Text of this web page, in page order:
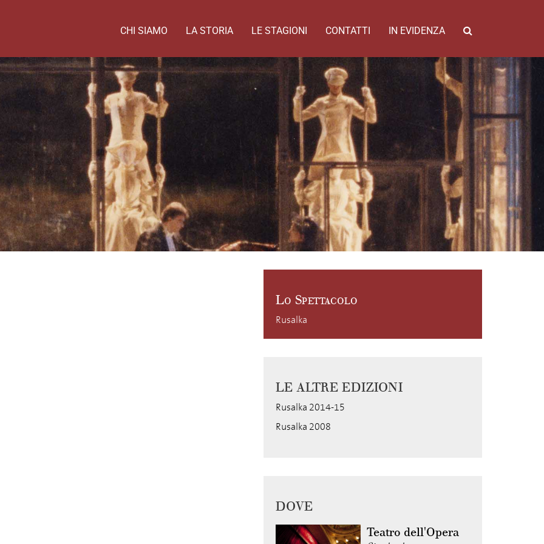
CHI SIAMO LA STORIA LE STAGIONI CONTATTI IN EVIDENZA
Lo Spettacolo
Rusalka
LE ALTRE EDIZIONI
Rusalka 2014-15
Rusalka 2008
DOVE
Teatro dell'Opera